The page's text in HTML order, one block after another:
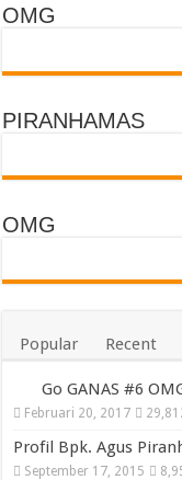
OMG
PIRANHAMAS
OMG
Popular Recent
Go GANAS #6
Februari 20, 2017
Profil Bpk. Agus
September 17, 2015